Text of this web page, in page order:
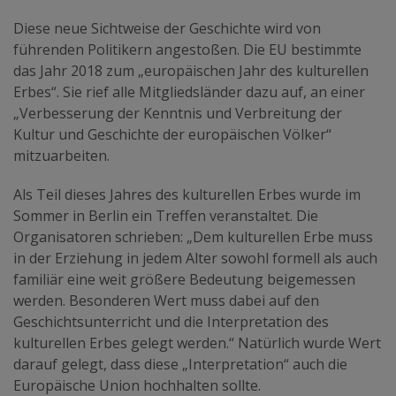
Diese neue Sichtweise der Geschichte wird von
führenden Politikern angestoßen. Die EU bestimmte
das Jahr 2018 zum „europäischen Jahr des kulturellen
Erbes“. Sie rief alle Mitgliedsländer dazu auf, an einer
„Verbesserung der Kenntnis und Verbreitung der
Kultur und Geschichte der europäischen Völker“
mitzuarbeiten.
Als Teil dieses Jahres des kulturellen Erbes wurde im
Sommer in Berlin ein Treffen veranstaltet. Die
Organisatoren schrieben: „Dem kulturellen Erbe muss
in der Erziehung in jedem Alter sowohl formell als auch
familiär eine weit größere Bedeutung beigemessen
werden. Besonderen Wert muss dabei auf den
Geschichtsunterricht und die Interpretation des
kulturellen Erbes gelegt werden.“ Natürlich wurde Wert
darauf gelegt, dass diese „Interpretation“ auch die
Europäische Union hochhalten sollte.